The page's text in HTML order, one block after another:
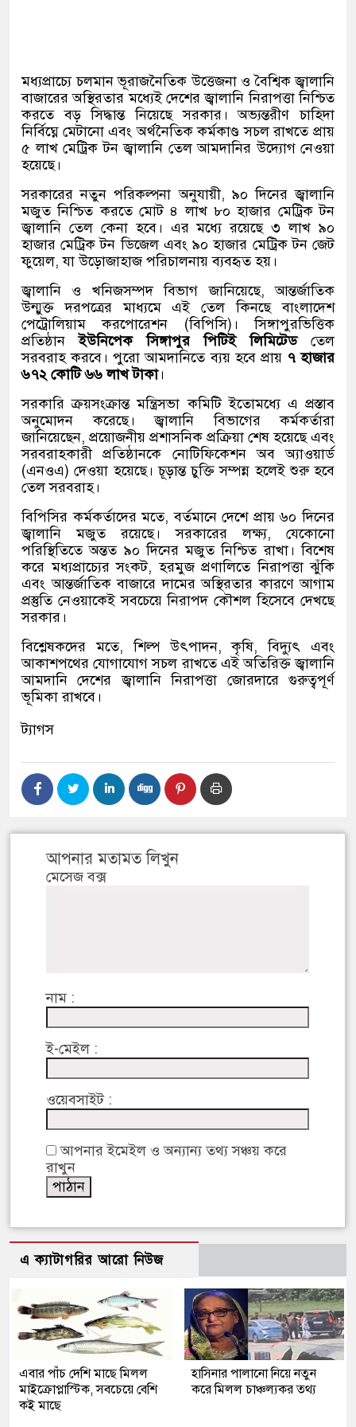
মধ্যপ্রাচ্যে চলমান ভূরাজনৈতিক উত্তেজনা ও বৈশ্বিক জ্বালানি
বাজারের অস্থিরতার মধ্যেই দেশের জ্বালানি নিরাপত্তা নিশ্চিত
করতে বড় সিদ্ধান্ত নিয়েছে সরকার। অভ্যন্তরীণ চাহিদা
নির্বিঘ্নে মেটানো এবং অর্থনৈতিক কর্মকাণ্ড সচল রাখতে প্রায়
৫ লাখ মেট্রিক টন জ্বালানি তেল আমদানির উদ্যোগ নেওয়া
হয়েছে।
সরকারের নতুন পরিকল্পনা অনুযায়ী, ৯০ দিনের জ্বালানি
মজুত নিশ্চিত করতে মোট ৪ লাখ ৮০ হাজার মেট্রিক টন
জ্বালানি তেল কেনা হবে। এর মধ্যে রয়েছে ৩ লাখ ৯০
হাজার মেট্রিক টন ডিজেল এবং ৯০ হাজার মেট্রিক টন জেট
ফুয়েল, যা উড়োজাহাজ পরিচালনায় ব্যবহৃত হয়।
জ্বালানি ও খনিজসম্পদ বিভাগ জানিয়েছে, আন্তর্জাতিক
উন্মুক্ত দরপত্রের মাধ্যমে এই তেল কিনছে বাংলাদেশ
পেট্রোলিয়াম করপোরেশন (বিপিসি)। সিঙ্গাপুরভিত্তিক
প্রতিষ্ঠানইউনিপেক সিঙ্গাপুর পিটিই লিমিটেডতেল
সরবরাহ করবে। পুরো আমদানিতে ব্যয় হবে প্রায় ৭ হাজার
৬৭২ কোটি ৬৬ লাখ টাকা।
সরকারি ক্রয়সংক্রান্ত মন্ত্রিসভা কমিটি ইতোমধ্যে এ প্রস্তাব
অনুমোদন করেছে। জ্বালানি বিভাগের কর্মকর্তারা
জানিয়েছেন, প্রয়োজনীয় প্রশাসনিক প্রক্রিয়া শেষ হয়েছে এবং
সরবরাহকারী প্রতিষ্ঠানকে নোটিফিকেশন অব অ্যাওয়ার্ড
(এনওএ) দেওয়া হয়েছে। চূড়ান্ত চুক্তি সম্পন্ন হলেই শুরু হবে
তেল সরবরাহ।
বিপিসির কর্মকর্তাদের মতে, বর্তমানে দেশে প্রায় ৬০ দিনের
জ্বালানি মজুত রয়েছে। সরকারের লক্ষ্য, যেকোনো
পরিস্থিতিতে অন্তত ৯০ দিনের মজুত নিশ্চিত রাখা। বিশেষ
করে মধ্যপ্রাচ্যের সংকট, হরমুজ প্রণালিতে নিরাপত্তা ঝুঁকি
এবং আন্তর্জাতিক বাজারে দামের অস্থিরতার কারণে আগাম
প্রস্তুতি নেওয়াকেই সবচেয়ে নিরাপদ কৌশল হিসেবে দেখছে
সরকার।
বিশ্লেষকদের মতে, শিল্প উৎপাদন, কৃষি, বিদ্যুৎ এবং
আকাশপথের যোগাযোগ সচল রাখতে এই অতিরিক্ত জ্বালানি
আমদানি দেশের জ্বালানি নিরাপত্তা জোরদারে গুরুত্বপূর্ণ
ভূমিকা রাখবে।
ট্যাগস
আপনার মতামত লিখুন
মেসেজ বক্স
নাম :
ই-মেইল :
ওয়েবসাইট :
আপনার ইমেইল ও অন্যান্য তথ্য সঞ্চয় করে
রাখুন
এ ক্যাটাগরির আরো নিউজ
এবার পাঁচ দেশি মাছে মিলল
মাইক্রোপ্লাস্টিক, সবচেয়ে বেশি
কই মাছে
হাসিনার পালানো নিয়ে নতুন
করে মিলল চাঞ্চল্যকর তথ্য